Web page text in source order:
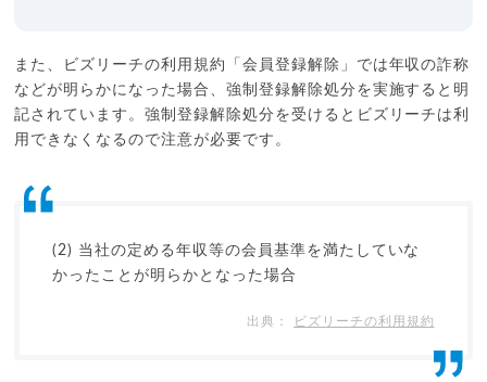
また、ビズリーチの利用規約「会員登録解除」では年収の詐称
などが明らかになった場合、強制登録解除処分を実施すると明
記されています。強制登録解除処分を受けるとビズリーチは利
用できなくなるので注意が必要です。
(2) 当社の定める年収等の会員基準を満たしていな
かったことが明らかとなった場合
ビズリーチの利用規約